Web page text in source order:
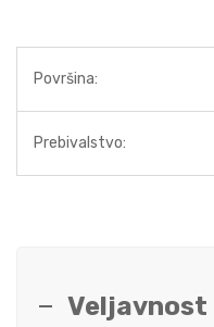
Površina:
Prebivalstvo: